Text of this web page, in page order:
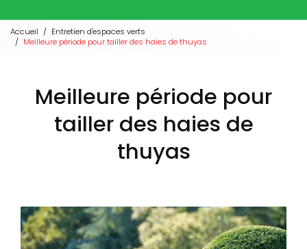
Accueil
Entretien d'espaces verts
Meilleure période pour tailler des haies de thuyas
Meilleure période pour
tailler des haies de
thuyas